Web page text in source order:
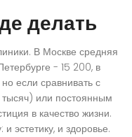
делать
В Москве средняя
- 15 200, в
если сравнивать с
или постоянным
в качество жизни.
эстетику, и здоровье.